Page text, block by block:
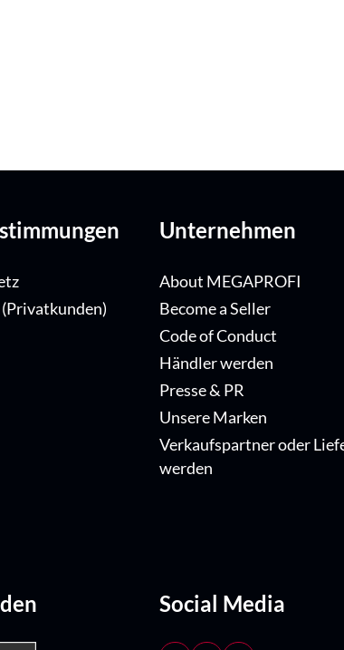
Unternehmen
About MEGAPROFI
Become a Seller
Code of Conduct
Händler werden
Presse & PR
Unsere Marken
Verkaufspartner oder
werden
Social Media